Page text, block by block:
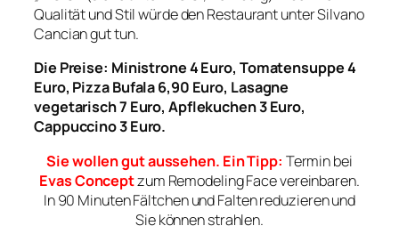
Qualität und Stil würde den Restaurant unter Silvano
Cancian gut tun.
Die Preise: Ministrone 4 Euro, Tomatensuppe 4
Euro, Pizza Bufala 6,90 Euro, Lasagne
vegetarisch 7 Euro, Apflekuchen 3 Euro,
Cappuccino 3 Euro.
Sie wollen gut aussehen. Ein Tipp: Termin bei
Evas Conceptzum Remodeling Face vereinbaren.
In 90 Minuten Fältchen und Falten reduzieren und
Sie können strahlen.